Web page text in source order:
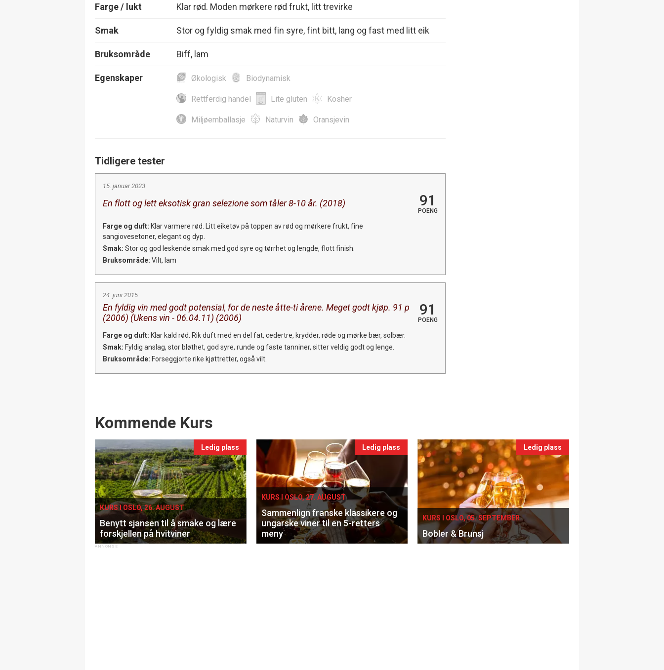
Farge / lukt Klar rød. Moden mørkere rød frukt, litt trevirke
Smak Stor og fyldig smak med fin syre, fint bitt, lang og fast med litt eik
Bruksområde Biff, lam
Egenskaper Økologisk Biodynamisk
Rettferdig handel Lite gluten Kosher
Miljøemballasje Naturvin Oransjevin
Tidligere tester
15. januar 2023
En flott og lett eksotisk gran selezione som tåler 8-10 år. (2018) 91
POENG
Farge og duft: Klar varmere rød. Litt eiketøv på toppen av rød og mørkere frukt, fine
sangiovesetoner, elegant og dyp.
Smak: Stor og god leskende smak med god syre og tørrhet og lengde, flott finish.
Bruksområde: Vilt, lam
24. juni 2015
En fyldig vin med godt potensial, for de neste åtte-ti årene. Meget godt kjøp. 91 p
(2006) (Ukens vin - 06.04.11) (2006)
91
POENG
Farge og duft: Klar kald rød. Rik duft med en del fat, cedertre, krydder, røde og mørke bær, solbær.
Smak: Fyldig anslag, stor bløthet, god syre, runde og faste tanniner, sitter veldig godt og lenge.
Bruksområde: Forseggjorte rike kjøttretter, også vilt.
Events
Kommende Kurs
Ledig plass
KURS I OSLO, 26. AUGUST
Benytt sjansen til å smake og lære
forskjellen på hvitviner
Ledig plass
KURS I OSLO, 27. AUGUST
Sammenlign franske klassikere og
ungarske viner til en 5-retters
meny
Ledig plass
KURS I OSLO, 05. SEPTEMBER
Bobler & Brunsj